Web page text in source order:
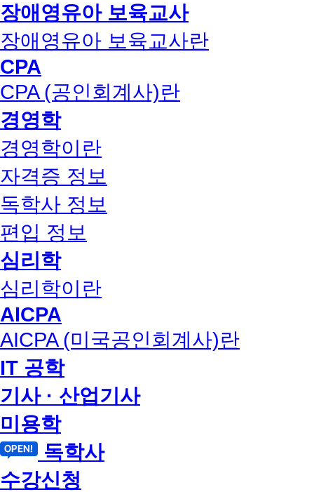
장애영유아 보육교사
장애영유아 보육교사란
CPA
CPA (공인회계사)란
경영학
경영학이란
자격증 정보
독학사 정보
편입 정보
심리학
심리학이란
AICPA
AICPA (미국공인회계사)란
IT 공학
기사 · 산업기사
미용학
독학사
수강신청